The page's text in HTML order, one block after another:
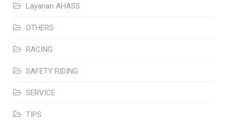
Layanan AHASS
OTHERS
RACING
SAFETY RIDING
SERVICE
TIPS